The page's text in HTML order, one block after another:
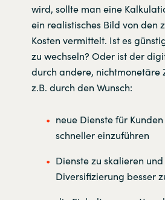
wird, sollte man eine
ein realistisches Bild von den
Kosten vermittelt. Ist es
zu wechseln? Oder ist der
durch andere, nichtmonetäre
z.B. durch den Wunsch:
neue Dienste für
schneller einzuführen
Dienste zu skalieren
Diversifizierung besser